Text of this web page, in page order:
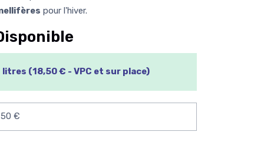
pour l'hiver.
(18,50 € - VPC et sur place)